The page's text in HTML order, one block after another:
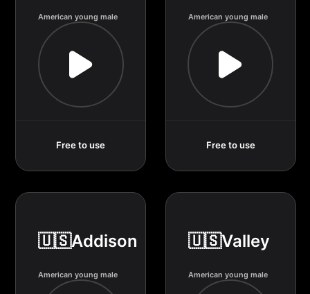
American young male
Free to use
American young male
Free to use
🇺🇸Addison
American young male
🇺🇸Valley
American young male